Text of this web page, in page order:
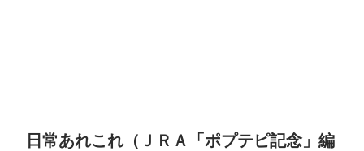
日常あれこれ（ＪＲＡ「ポプテピ記念」編